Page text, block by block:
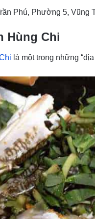
Phú, Phường 5, Vũng
Hùng Chi
là một trong những